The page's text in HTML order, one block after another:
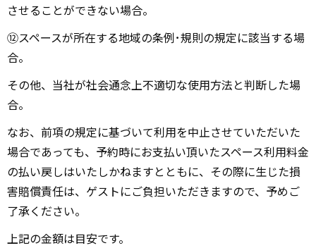
させることができない場合。
⑫スペースが所在する地域の条例･規則の規定に該当する場
合。
その他、当社が社会通念上不適切な使⽤⽅法と判断した場
合。
なお、前項の規定に基づいて利⽤を中⽌させていただいた
場合であっても、予約時にお⽀払い頂いたスペース利⽤料⾦
の払い戻しはいたしかねますとともに、その際に⽣じた損
害賠償責任は、ゲストにご負担いただきますので、予めご
了承ください。
上記の金額は目安です。